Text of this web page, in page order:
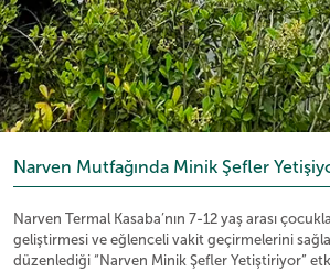
Narven Mutfağında Minik Şefler
Narven Termal Kasaba’nın 7-12 yaş arası
geliştirmesi ve eğlenceli vakit geçirmelerini
düzenlediği “Narven Minik Şefler Yetiştiriyor”